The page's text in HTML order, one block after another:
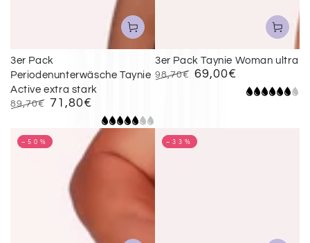
3er Pack
Periodenunterwäsche Taynie
Active extra stark
89,70€
Verkaufspreis
71,80€
3er Pack Taynie Woman ultra
98,70€
Verkaufspreis
69,00€
–50% –33%